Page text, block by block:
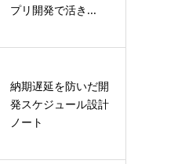
プリ開発で活き...
納期遅延を防いだ開
発スケジュール設計
ノート